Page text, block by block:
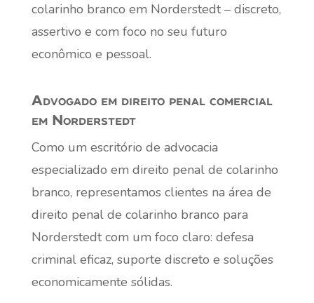
colarinho branco em Norderstedt – discreto,
assertivo e com foco no seu futuro
econômico e pessoal.
Advogado em direito penal comercial
em Norderstedt
Como um escritório de advocacia
especializado em direito penal de colarinho
branco, representamos clientes na área de
direito penal de colarinho branco para
Norderstedt com um foco claro: defesa
criminal eficaz, suporte discreto e soluções
economicamente sólidas.